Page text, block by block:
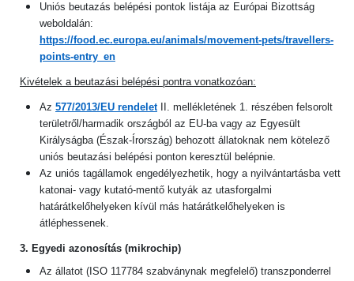
Uniós beutazás belépési pontok listája az Európai Bizottság
weboldalán:
https://food.ec.europa.eu/animals/movement-pets/travellers-
points-entry_en
Kivételek a beutazási belépési pontra vonatkozóan:
Az 577/2013/EU rendelet II. mellékletének 1. részében felsorolt
területről/harmadik országból az EU-ba vagy az Egyesült
Királyságba (Észak-Írország) behozott állatoknak nem kötelező
uniós beutazási belépési ponton keresztül belépnie.
Az uniós tagállamok engedélyezhetik, hogy a nyilvántartásba vett
katonai- vagy kutató-mentő kutyák az utasforgalmi
határátkelőhelyeken kívül más határátkelőhelyeken is
átléphessenek.
3. Egyedi azonosítás (mikrochip)
Az állatot (ISO 117784 szabványnak megfelelő) transzponderrel